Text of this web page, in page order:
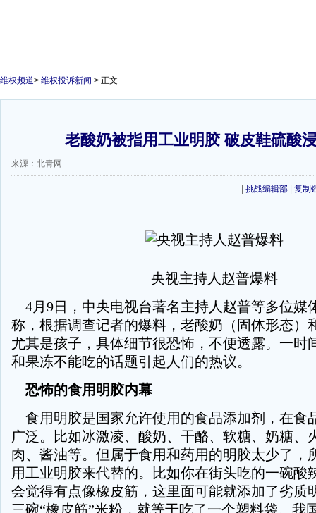
维权频道> 维权投诉新闻 > 正文
老酸奶被指用工业明胶 破皮鞋硫酸
来源：北青网
挑战编辑部 复制
央视主持人赵普爆料
4月9日，中央电视台著名主持人赵普等多位媒
称，根据调查记者的爆料，老酸奶（固体形态）
尤其是孩子，具体细节很恐怖，不便透露。一时
和果冻不能吃的话题引起人们的热议。
恐怖的食用明胶内幕
食用明胶是国家允许使用的食品添加剂，在食
广泛。比如冰激凌、酸奶、干酪、软糖、奶糖、
肉、酱油等。但属于食用和药用的明胶太少了，
用工业明胶来代替的。比如你在街头吃的一碗酸
会觉得有点像橡皮筋，这里面可能就添加了劣质
三碗“橡皮筋”米粉，就等于吃了一个塑料袋。我